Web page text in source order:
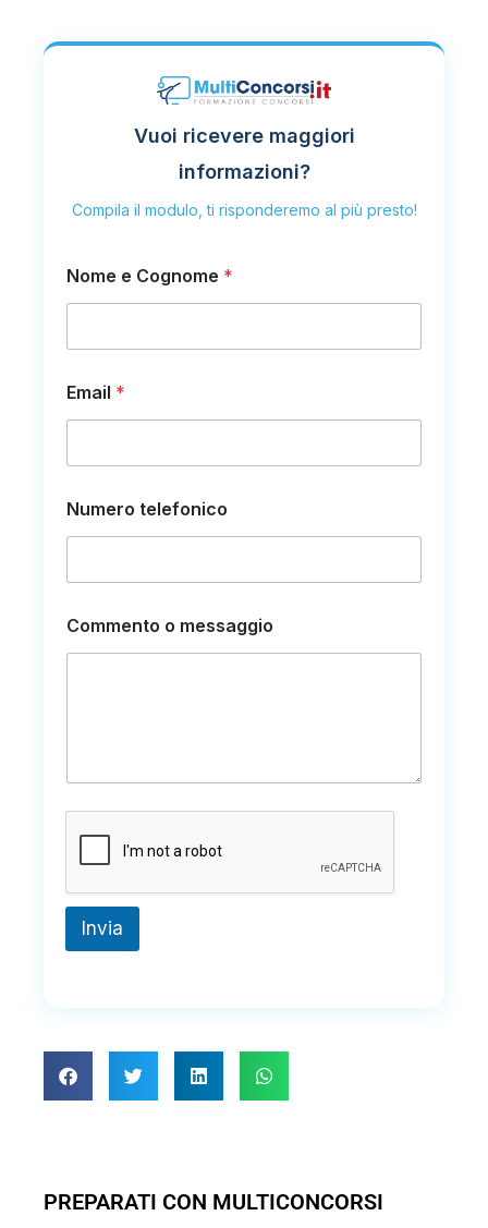
Vuoi ricevere maggiori
informazioni?
Compila il modulo, ti risponderemo al più presto!
o
N
Nome e Cognome *
Email *
Numero telefonico
Commento o messaggio
Invia
PREPARATI CON MULTICONCORSI